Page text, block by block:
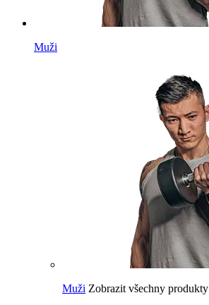
Muži
Muži Zobrazit všechny produkty